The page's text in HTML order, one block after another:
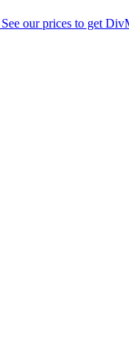
See our prices to get